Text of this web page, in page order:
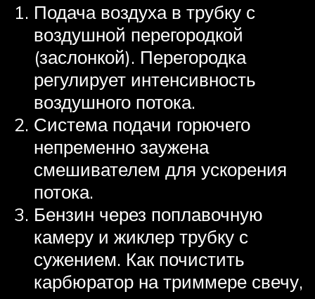
Подача воздуха в трубку с
воздушной перегородкой
(заслонкой). Перегородка
регулирует интенсивность
воздушного потока.
Система подачи горючего
непременно заужена
смешивателем для ускорения
потока.
Бензин через поплавочную
камеру и жиклер трубку с
сужением. Как почистить
карбюратор на триммере свечу,